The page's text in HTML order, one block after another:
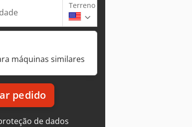
Terreno
máquinas similares
pedido
de dados